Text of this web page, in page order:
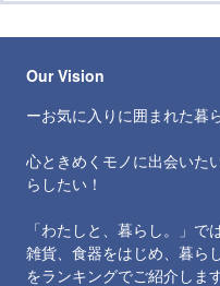
Our Vision
ーお気に入りに囲まれた暮
心ときめくモノに出会いた
らしたい！
「わたしと、暮らし。」
雑貨、食器をはじめ、暮ら
をランキングでご紹介します